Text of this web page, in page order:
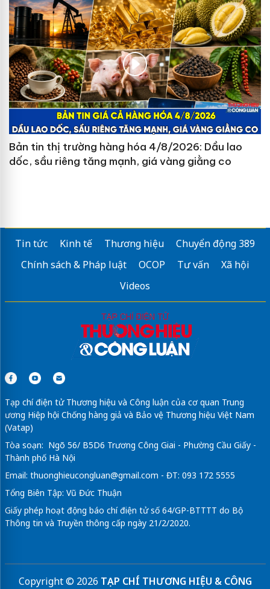
Bản tin thị trường hàng hóa 4/8/2026: Dầu lao
dốc, sầu riêng tăng mạnh, giá vàng giằng co
Tin tức Kinh tế Thương hiệu
Chuyển động 389
Chính sách & Pháp luật
OCOP Tư vấn
Xã hội
Videos
Tạp chí điện tử Thương hiệu và Công luận của cơ quan Trung
ương Hiệp hội Chống hàng giả và Bảo vệ Thương hiệu Việt Nam
(Vatap)
Tòa soạn: Ngõ 56/ B5D6 Trương Công Giai - Phường Cầu Giấy -
Thành phố Hà Nội
Email: thuonghieucongluan@gmail.com - ĐT: 093 172 5555
Tổng Biên Tập: Vũ Đức Thuận
Giấy phép hoạt động báo chí điện tử số 64/GP-BTTTT do Bộ
Thông tin và Truyền thông cấp ngày 21/2/2020.
Copyright © 2026 TẠP CHÍ THƯƠNG HIỆU & CÔNG